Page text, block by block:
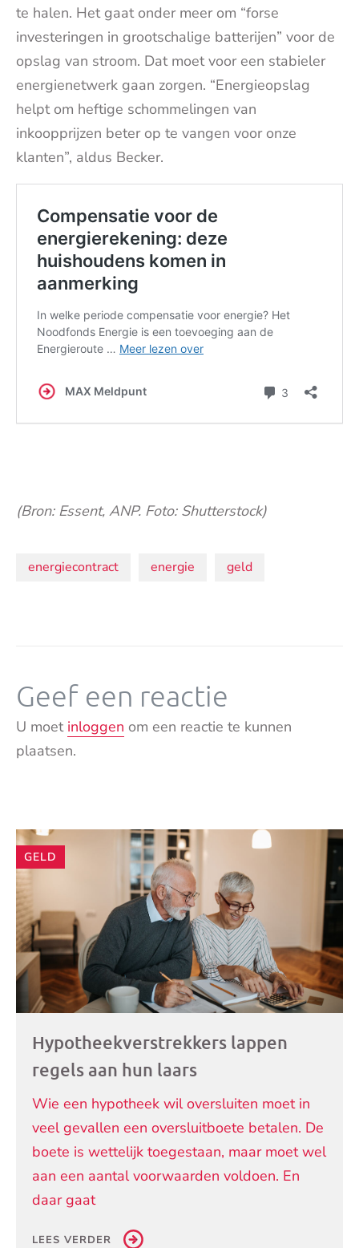
te halen. Het gaat onder meer om “forse
investeringen in grootschalige batterijen” voor de
opslag van stroom. Dat moet voor een stabieler
energienetwerk gaan zorgen. “Energieopslag
helpt om heftige schommelingen van
inkoopprijzen beter op te vangen voor onze
klanten”, aldus Becker.
(Bron: Essent, ANP. Foto: Shutterstock)
Onderwerpen:
energiecontract energie geld
Geef een reactie
U moet inloggen om een reactie te kunnen
plaatsen.
Andere
artikelen
GELD
Hypotheekverstrekkers lappen
regels aan hun laars
Wie een hypotheek wil oversluiten moet in
veel gevallen een oversluitboete betalen. De
boete is wettelijk toegestaan, maar moet wel
aan een aantal voorwaarden voldoen. En
daar gaat
LEES VERDER